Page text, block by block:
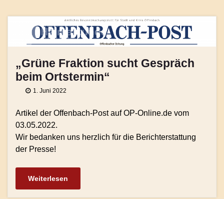
„Grüne Fraktion sucht Gespräch
beim Ortstermin“
1. Juni 2022
Artikel der Offenbach-Post auf OP-Online.de vom
03.05.2022.
Wir bedanken uns herzlich für die Berichterstattung
der Presse!
Weiterlesen